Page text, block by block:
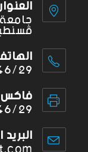
29
29